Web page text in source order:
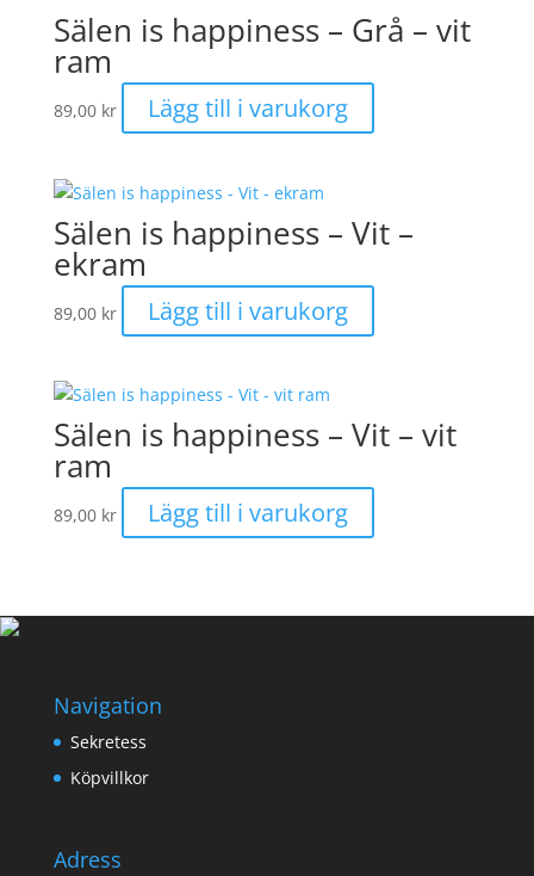
Sälen is happiness – Grå – vit
ram
89,00 kr Lägg till i varukorg
Sälen is happiness – Vit –
ekram
89,00 kr Lägg till i varukorg
Sälen is happiness – Vit – vit
ram
89,00 kr Lägg till i varukorg
Navigation
Sekretess
Köpvillkor
Adress